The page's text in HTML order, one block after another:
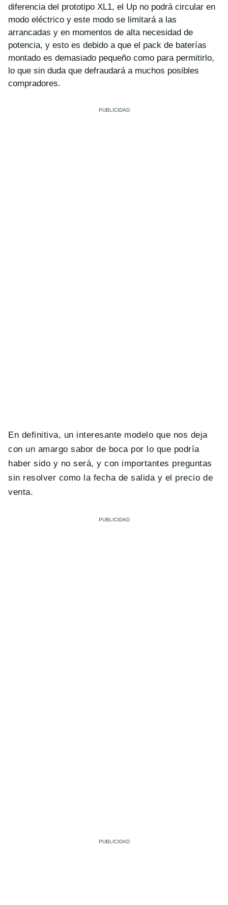
diferencia del prototipo XL1, el Up no podrá circular en
modo eléctrico y este modo se limitará a las
arrancadas y en momentos de alta necesidad de
potencia, y esto es debido a que el pack de baterías
montado es demasiado pequeño como para permitirlo,
lo que sin duda que defraudará a muchos posibles
compradores.
En definitiva, un interesante modelo que nos deja
con un amargo sabor de boca por lo que podría
haber sido y no será, y con importantes preguntas
sin resolver como la fecha de salida y el precio de
venta.